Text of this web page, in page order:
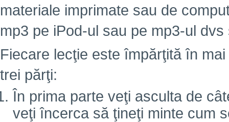
materiale imprimate sau de
mp3 pe iPod-ul sau pe mp3-ul
Fiecare lecţie este împărţită în
trei părţi:
În prima parte veţi asculta de
veţi încerca să ţineţi minte cum